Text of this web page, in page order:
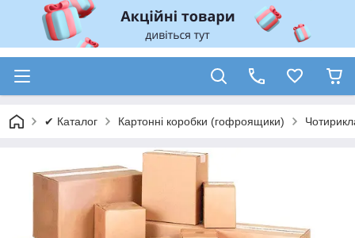
✔ Каталог Картонні коробки (гофроящики)